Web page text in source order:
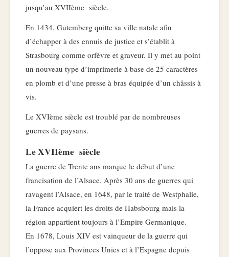
jusqu’au XVIIème siècle.
En 1434, Gutemberg quitte sa ville natale afin
d’échapper à des ennuis de justice et s’établit à
Strasbourg comme orfèvre et graveur. Il y met au point
un nouveau type d’imprimerie à base de 25 caractères
en plomb et d’une presse à bras équipée d’un châssis à
vis.
Le XVIème siècle est troublé par de nombreuses
guerres de paysans.
Le XVIIème siècle
La guerre de Trente ans marque le début d’une
francisation de l’Alsace. Après 30 ans de guerres qui
ravagent l’Alsace, en 1648, par le traité de Westphalie,
la France acquiert les droits de Habsbourg mais la
région appartient toujours à l’Empire Germanique.
En 1678, Louis XIV est vainqueur de la guerre qui
l’oppose aux Provinces Unies et à l’Espagne depuis